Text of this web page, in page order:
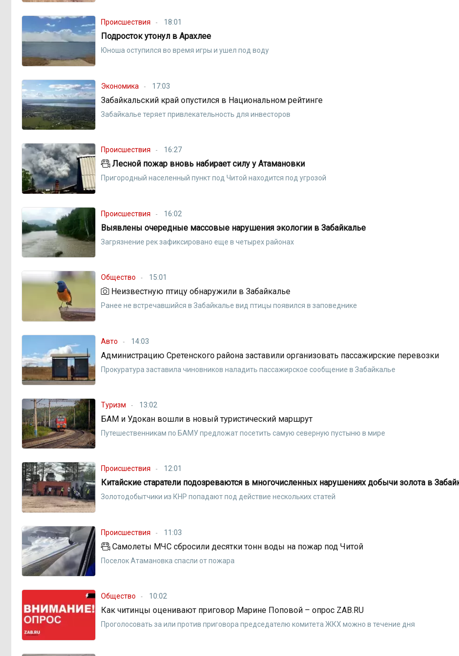
Происшествия 18:01
Подросток утонул в Арахлее
Юноша оступился во время игры и ушел под воду
Экономика 17:03
Забайкальский край опустился в Национальном рейтинге
Забайкалье теряет привлекательность для инвесторов
Происшествия 16:27
Лесной пожар вновь набирает силу у Атамановки
Пригородный населенный пункт под Читой находится под угрозой
Происшествия 16:02
Выявлены очередные массовые нарушения экологии в Забайкалье
Загрязнение рек зафиксировано еще в четырех районах
Общество 15:01
Неизвестную птицу обнаружили в Забайкалье
Ранее не встречавшийся в Забайкалье вид птицы появился в заповеднике
Авто 14:03
Администрацию Сретенского района заставили организовать пассажирские перевозки
Прокуратура заставила чиновников наладить пассажирское сообщение в Забайкалье
Туризм 13:02
БАМ и Удокан вошли в новый туристический маршрут
Путешественникам по БАМУ предложат посетить самую северную пустыню в мире
Происшествия 12:01
Китайские старатели подозреваются в многочисленных нарушениях добычи золота в
Золотодобытчики из КНР попадают под действие нескольких статей
Происшествия 11:03
Самолеты МЧС сбросили десятки тонн воды на пожар под Читой
Поселок Атамановка спасли от пожара
Общество 10:02
Как читинцы оценивают приговор Марине Поповой – опрос ZAB.RU
Проголосовать за или против приговора председателю комитета ЖКХ можно в течение дня